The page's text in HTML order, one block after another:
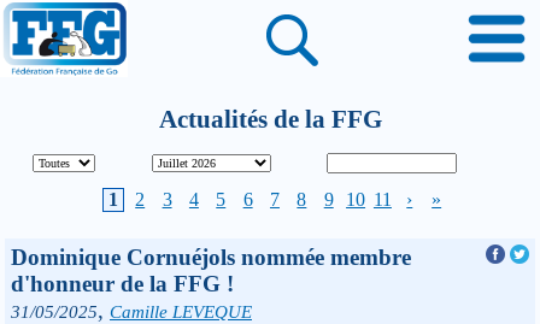
Actualités de la FFG
1 2 3 4 5 6 7 8 9 10 11 › »
Dominique Cornuéjols nommée membre
d'honneur de la FFG !
31/05/2025, Camille LEVEQUE